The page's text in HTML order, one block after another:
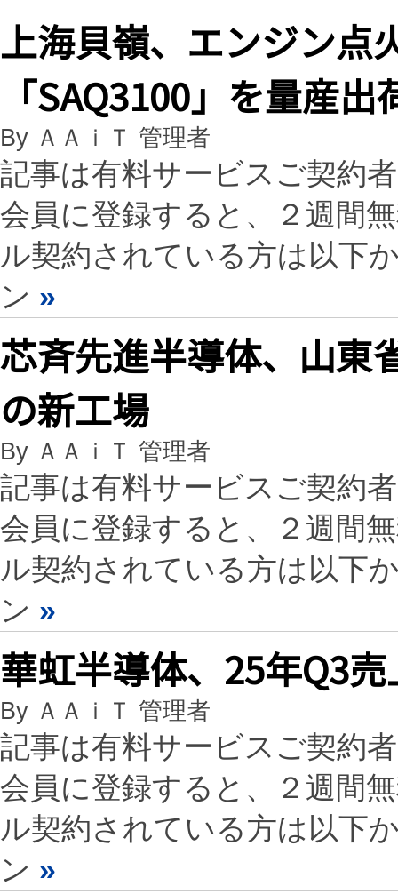
上海貝嶺、エンジン点
「SAQ3100」を量産出
By ＡＡｉＴ 管理者
記事は有料サービスご契約
会員に登録すると、２週間
ル契約されている方は以下
ン »
芯斉先進半導体、山東
の新工場
By ＡＡｉＴ 管理者
記事は有料サービスご契約
会員に登録すると、２週間
ル契約されている方は以下
ン »
華虹半導体、25年Q3
By ＡＡｉＴ 管理者
記事は有料サービスご契約
会員に登録すると、２週間
ル契約されている方は以下
ン »